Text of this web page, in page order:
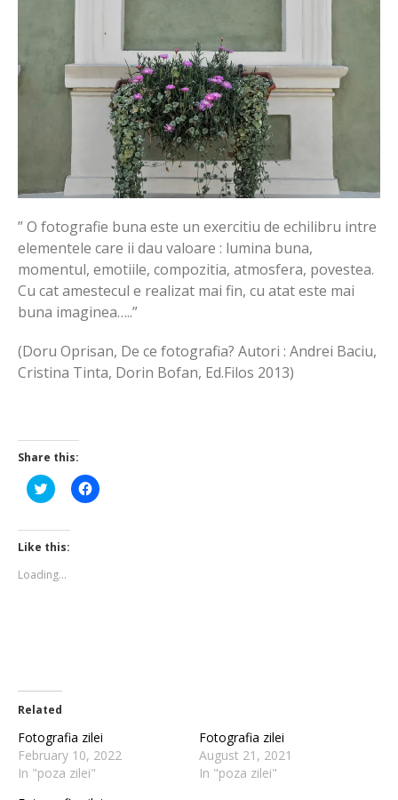
” O fotografie buna este un exercitiu de echilibru intre
elementele care ii dau valoare : lumina buna,
momentul, emotiile, compozitia, atmosfera, povestea.
Cu cat amestecul e realizat mai fin, cu atat este mai
buna imaginea…..”
(Doru Oprisan, De ce fotografia? Autori : Andrei Baciu,
Cristina Tinta, Dorin Bofan, Ed.Filos 2013)
Share this:
Click
to
Twitter
(Opens
in
window)
Click
to
Like this:
Loading...
Related
Fotografia zilei
February 10, 2022
In "poza zilei"
Fotografia zilei
August 21, 2021
In "poza zilei"